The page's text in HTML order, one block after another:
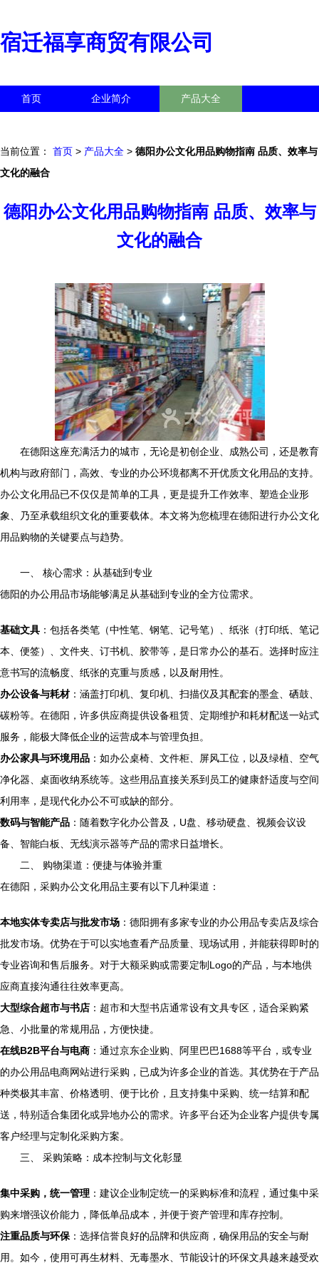
宿迁福享商贸有限公司
首页 企业简介 产品大全
当前位置： 首页 > 产品大全 > 德阳办公文化用品购物指南 品质、效率与
文化的融合
德阳办公文化用品购物指南 品质、效率与
文化的融合
在德阳这座充满活力的城市，无论是初创企业、成熟公司，还是教育
机构与政府部门，高效、专业的办公环境都离不开优质文化用品的支持。
办公文化用品已不仅仅是简单的工具，更是提升工作效率、塑造企业形
象、乃至承载组织文化的重要载体。本文将为您梳理在德阳进行办公文化
用品购物的关键要点与趋势。
一、 核心需求：从基础到专业
德阳的办公用品市场能够满足从基础到专业的全方位需求。
基础文具 ：包括各类笔（中性笔、钢笔、记号笔）、纸张（打印纸、笔记
本、便签）、文件夹、订书机、胶带等，是日常办公的基石。选择时应注
意书写的流畅度、纸张的克重与质感，以及耐用性。
办公设备与耗材：涵盖打印机、复印机、扫描仪及其配套的墨盒、硒鼓、
碳粉等。在德阳，许多供应商提供设备租赁、定期维护和耗材配送一站式
服务，能极大降低企业的运营成本与管理负担。
办公家具与环境用品 ：如办公桌椅、文件柜、屏风工位，以及绿植、空气
净化器、桌面收纳系统等。这些用品直接关系到员工的健康舒适度与空间
利用率，是现代化办公不可或缺的部分。
数码与智能产品 ：随着数字化办公普及，U盘、移动硬盘、视频会议设
备、智能白板、无线演示器等产品的需求日益增长。
二、 购物渠道：便捷与体验并重
在德阳，采购办公文化用品主要有以下几种渠道：
本地实体专卖店与批发市场 ：德阳拥有多家专业的办公用品专卖店及综合
批发市场。优势在于可以实地查看产品质量、现场试用，并能获得即时的
专业咨询和售后服务。对于大额采购或需要定制Logo的产品，与本地供
应商直接沟通往往效率更高。
大型综合超市与书店 ：超市和大型书店通常设有文具专区，适合采购紧
急、小批量的常规用品，方便快捷。
在线B2B平台与电商 ：通过京东企业购、阿里巴巴1688等平台，或专业
的办公用品电商网站进行采购，已成为许多企业的首选。其优势在于产品
种类极其丰富、价格透明、便于比价，且支持集中采购、统一结算和配
送，特别适合集团化或异地办公的需求。许多平台还为企业客户提供专属
客户经理与定制化采购方案。
三、 采购策略：成本控制与文化彰显
集中采购，统一管理 ：建议企业制定统一的采购标准和流程，通过集中采
购来增强议价能力，降低单品成本，并便于资产管理和库存控制。
注重品质与环保 ：选择信誉良好的品牌和供应商，确保用品的安全与耐
用。如今，使用可再生材料、无毒墨水、节能设计的环保文具越来越受欢